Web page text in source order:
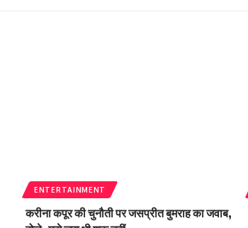
ENTERTAINMENT
करीना कपूर की चुनौती पर जसप्रीत बुमराह का जवाब,